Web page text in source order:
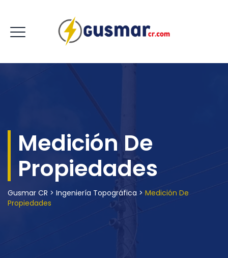
Medición De
Propiedades
Gusmar CR > Ingeniería Topográfica > Medición De
Propiedades